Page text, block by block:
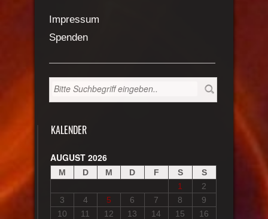
Impressum
Spenden
KALENDER
AUGUST 2026
M D M D F S
S
1
2
3
4 5 6 7 8
9
10
11 12 13 14 15
16